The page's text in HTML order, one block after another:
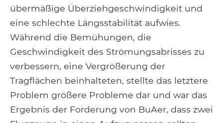
übermäßige Überziehgeschwindigkeit und
eine schlechte Längsstabilität aufwies.
Während die Bemühungen, die
Geschwindigkeit des Strömungsabrisses zu
verbessern, eine Vergrößerung der
Tragflächen beinhalteten, stellte das letztere
Problem größere Probleme dar und war das
Ergebnis der Forderung von BuAer, dass zwei